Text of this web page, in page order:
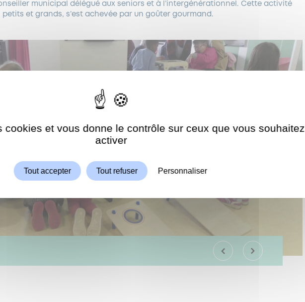
municipal délégué aux seniors et à l’intergénérationnel. Cette activité
et grands, s’est achevée par un goûter gourmand.
cookies et vous donne le contrôle sur ceux que vous souhaitez
activer
Tout accepter Tout refuser Personnaliser